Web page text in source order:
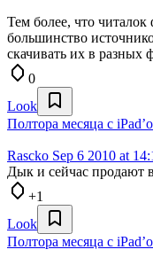
Тем более, что читалок
большинство
скачивать их в разных
0
Look
Полтора месяца с
Rascko Sep 6 2010 at
Дык и сейчас продают
+1
Look
Полтора месяца с